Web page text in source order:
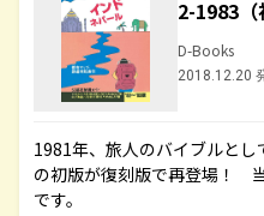
2-1983（
D-Books
2018.12.20
1981年、旅人のバイブルと
の初版が復刻版で再登場！
です。